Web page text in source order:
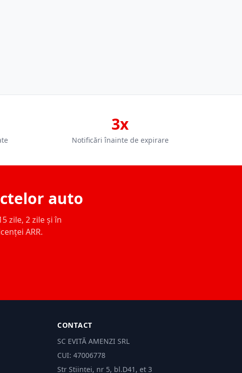
3x
Notificări înainte de expirare
auto
zile, 2 zile și în
ARR.
CONTACT
SC EVITĂ AMENZI SRL
CUI: 47006778
Str Științei, nr 5, bl.D41, et 3